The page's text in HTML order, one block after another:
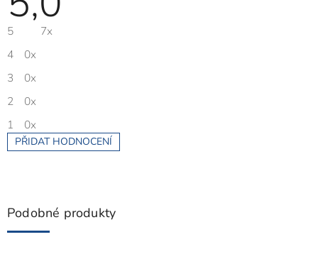
5
7x
4
0x
3
0x
2
0x
1
0x
PŘIDAT HODNOCENÍ
V
s
o
Podobné produkty